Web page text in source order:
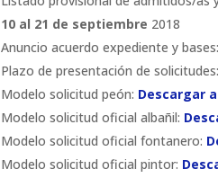
10 al 21 de septiembre 2018
Anuncio acuerdo expediente y bases:
Plazo de presentación de
Modelo solicitud peón: Descargar
Modelo solicitud oficial albañil:
Modelo solicitud oficial fontanero:
Modelo solicitud oficial pintor: